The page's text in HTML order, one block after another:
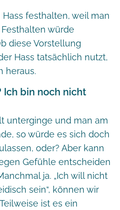
festhalten, weil man
würde
diese Vorstellung
Hass tatsächlich nutzt,
heraus.
Ich bin noch nicht
unterginge und man am
so würde es sich doch
oder? Aber kann
Gefühle entscheiden
ja. „Ich will nicht
sein“, können wir
ist es ein